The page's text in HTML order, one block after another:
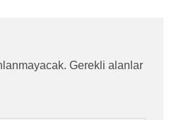
Gerekli alanlar